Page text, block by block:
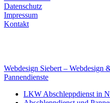
Datenschutz
Impressum
Kontakt
Webdesign Siebert – Webdesign
Pannendienste
LKW Abschleppdienst in